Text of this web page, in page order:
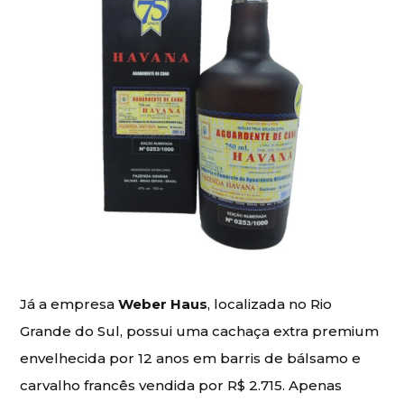
Já a empresaWeber Haus, localizada no Rio
Grande do Sul, possui uma cachaça extra premium
envelhecida por 12 anos em barris de bálsamo e
carvalho francês vendida por R$ 2.715. Apenas